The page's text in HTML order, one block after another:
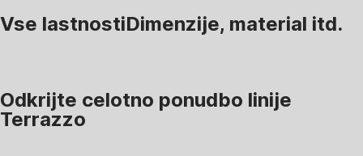
Vse lastnostiDimenzije, material itd.
Odkrijte celotno ponudbo linije
Terrazzo